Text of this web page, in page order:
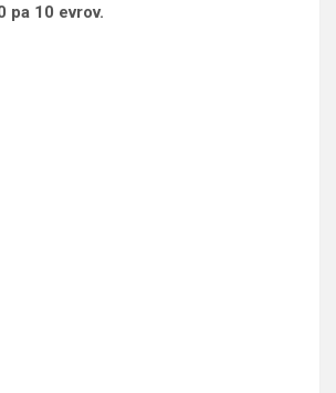
pa 10 evrov.